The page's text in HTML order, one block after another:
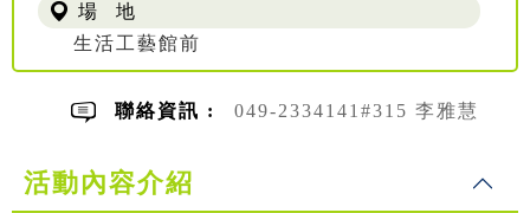
場 地
生活工藝館前
聯絡資訊 : 049-2334141#315 李雅慧
活動內容介紹